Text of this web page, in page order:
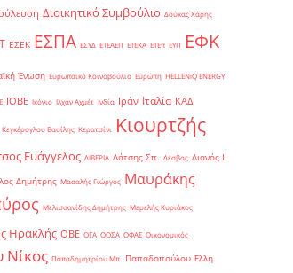
Διοικητικό Συμβούλιο Δούκας Χάρης
ΕΣΕΚ ΕΣΠΑ ΕΣΥΔ ΕΤΕΑΕΠ ΕΤΕΚΑ ΕΤΕπ ΕΥΠ ΕΦΚ
Ένωση Ευρωπαϊκό Κοινοβούλιο Ευρώπη ΗELLENiQ ENERGY
ΙΟΒΕ Ικόνιο Ιλχάν Αχμέτ Ινδία Ιράν Ιταλία ΚΑΔ
Κεγκέρογλου Βασίλης Κερατσίνι
Κιουρτζής
Ευάγγελος ΛΙΒΕΡΙΑ Λάτσης Σπ. Λέσβος Λιανός Ι.
Δημήτρης Μασαλής Γιώργος Μαυράκης
Μελισσανίδης Δημήτρης Μερελής Κυριάκος
Ηρακλής ΟΒΕ ΟΓΑ ΟΟΣΑ ΟΦΑΕ Οικονομικός
Νίκος Παπαδημητρίου Μπ. Παπαδοπούλου Έλλη